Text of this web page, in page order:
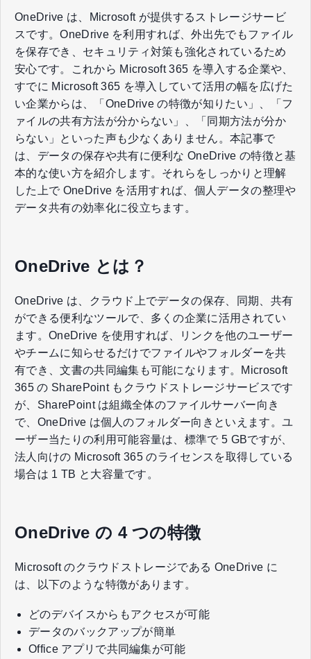
OneDrive は、Microsoft が提供するストレージサービ
スです。OneDrive を利用すれば、外出先でもファイル
を保存でき、セキュリティ対策も強化されているため
安心です。これから Microsoft 365 を導入する企業や、
すでに Microsoft 365 を導入していて活用の幅を広げた
い企業からは、「OneDrive の特徴が知りたい」、「フ
ァイルの共有方法が分からない」、「同期方法が分か
らない」といった声も少なくありません。本記事で
は、データの保存や共有に便利な OneDrive の特徴と基
本的な使い方を紹介します。それらをしっかりと理解
した上で OneDrive を活用すれば、個人データの整理や
データ共有の効率化に役立ちます。
OneDrive とは？
OneDrive は、クラウド上でデータの保存、同期、共有
ができる便利なツールで、多くの企業に活用されてい
ます。OneDrive を使用すれば、リンクを他のユーザー
やチームに知らせるだけでファイルやフォルダーを共
有でき、文書の共同編集も可能になります。Microsoft
365 の SharePoint もクラウドストレージサービスです
が、SharePoint は組織全体のファイルサーバー向き
で、OneDrive は個人のフォルダー向きといえます。ユ
ーザー当たりの利用可能容量は、標準で 5 GBですが、
法人向けの Microsoft 365 のライセンスを取得している
場合は 1 TB と大容量です。
OneDrive の 4 つの特徴
Microsoft のクラウドストレージである OneDrive に
は、以下のような特徴があります。
どのデバイスからもアクセスが可能
データのバックアップが簡単
Office アプリで共同編集が可能